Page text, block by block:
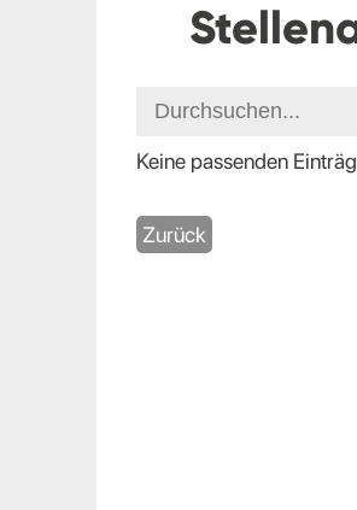
Keine passenden
Zurück